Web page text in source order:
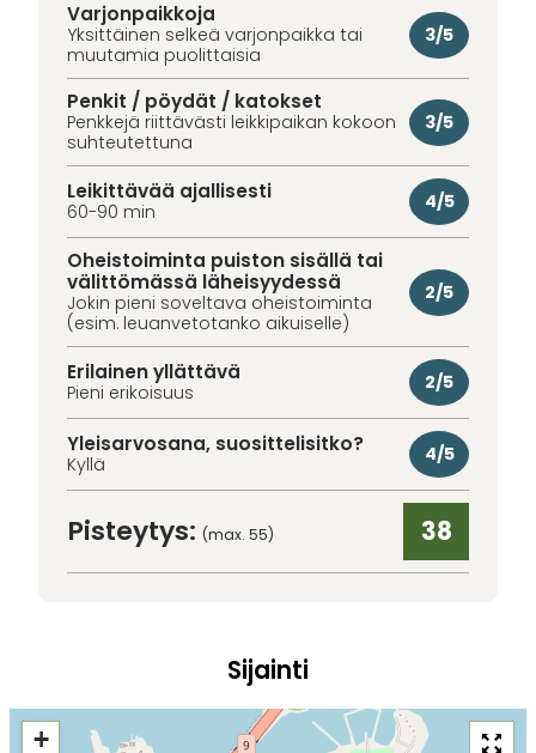
Varjonpaikkoja
Yksittäinen selkeä varjonpaikka tai
muutamia puolittaisia
3/5
Penkit / pöydät / katokset
Penkkejä riittävästi leikkipaikan kokoon
suhteutettuna
3/5
Leikittävää ajallisesti
60-90 min 4/5
Oheistoiminta puiston sisällä tai
välittömässä läheisyydessä
Jokin pieni soveltava oheistoiminta
(esim. leuanvetotanko aikuiselle)
2/5
Erilainen yllättävä
Pieni erikoisuus 2/5
Yleisarvosana, suosittelisitko?
Kyllä 4/5
Pisteytys: (max. 55) 38
Sijainti
+